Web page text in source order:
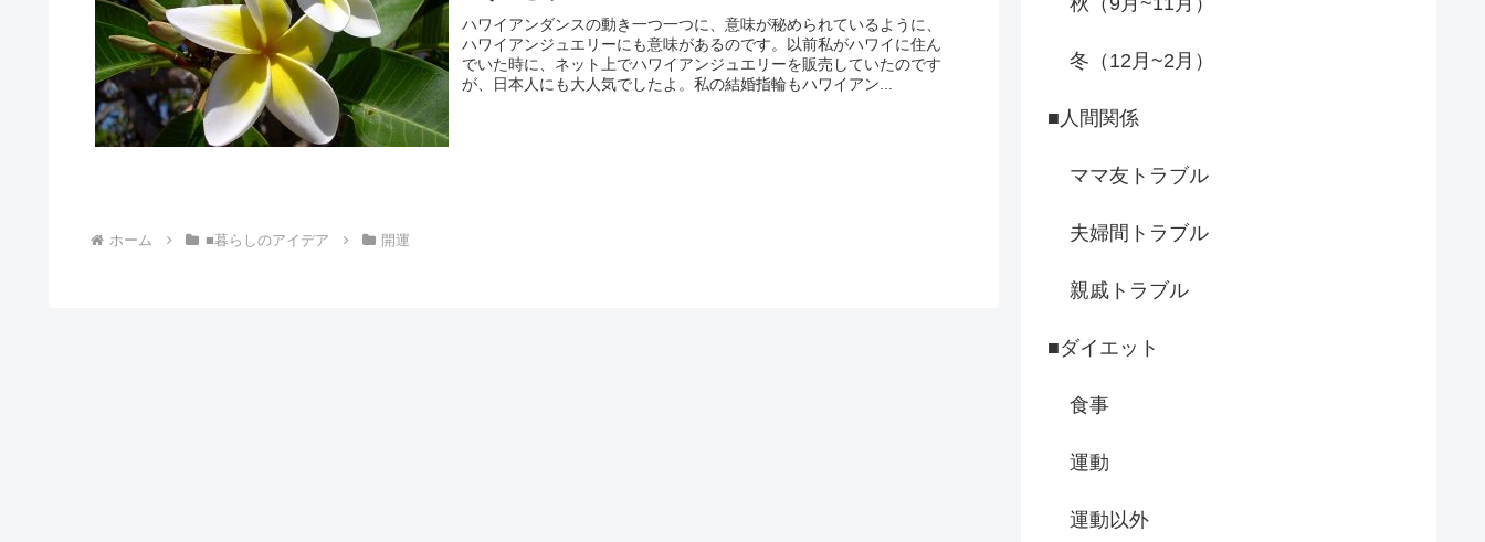
ハワイアンダンスの動き一つ一つに、意味が秘められているように、
ハワイアンジュエリーにも意味があるのです。以前私がハワイに住ん
でいた時に、ネット上でハワイアンジュエリーを販売していたのです
が、日本人にも大人気でしたよ。私の結婚指輪もハワイアン...
ホーム ■暮らしのアイデア 開運
冬（12月~2月）
■人間関係
ママ友トラブル
夫婦間トラブル
親戚トラブル
■ダイエット
食事
運動
運動以外